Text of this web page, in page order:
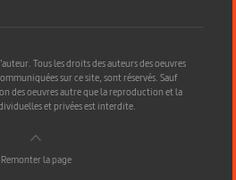
Tous les droits des auteurs des oeuvres
sur ce site, sont réservés. Sauf
des oeuvres autre que la reproduction et la
et privées est interdite.
Remonter la page